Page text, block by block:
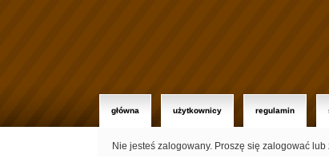
główna użytkownicy regulamin
Nie jesteś zalogowany. Proszę się zalogować